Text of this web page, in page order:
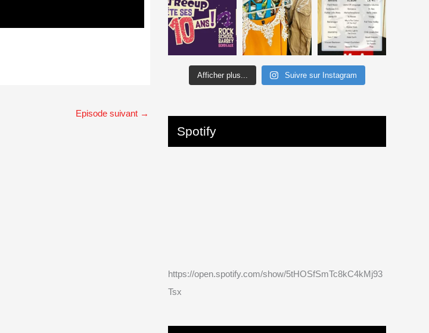
Episode suivant →
Afficher plus... Suivre sur Instagram
Spotify
https://open.spotify.com/show/5tHOSfSmTc8kC4kMj93
Tsx